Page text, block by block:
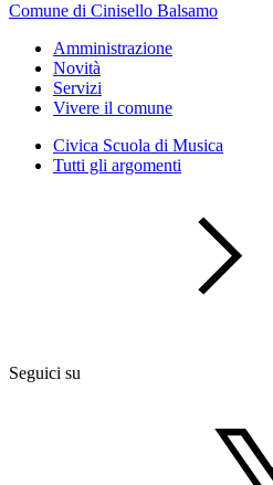
Comune di Cinisello Balsamo
Amministrazione
Novità
Servizi
Vivere il comune
Civica Scuola di Musica
Tutti gli argomenti
Seguici su